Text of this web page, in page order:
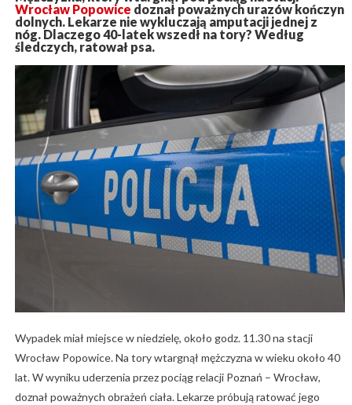
Wrocław Popowice doznał poważnych urazów kończyn
dolnych. Lekarze nie wykluczają amputacji jednej z
nóg. Dlaczego 40-latek wszedł na tory? Według
śledczych, ratował psa.
Wypadek miał miejsce w niedzielę, około godz. 11.30 na stacji
Wrocław Popowice. Na tory wtargnął mężczyzna w wieku około 40
lat. W wyniku uderzenia przez pociąg relacji Poznań – Wrocław,
doznał poważnych obrażeń ciała. Lekarze próbują ratować jego